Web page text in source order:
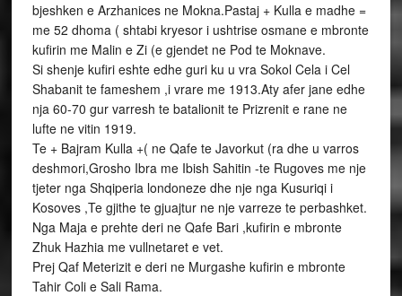
bjeshken e Arzhanices ne Mokna.Pastaj + Kulla e madhe =
me 52 dhoma ( shtabi kryesor i ushtrise osmane e mbronte
kufirin me Malin e Zi (e gjendet ne Pod te Moknave.
Si shenje kufiri eshte edhe guri ku u vra Sokol Cela i Cel
Shabanit te fameshem ,i vrare me 1913.Aty afer jane edhe
nja 60-70 gur varresh te batalionit te Prizrenit e rane ne
lufte ne vitin 1919.
Te + Bajram Kulla +( ne Qafe te Javorkut (ra dhe u varros
deshmori,Grosho Ibra me Ibish Sahitin -te Rugoves me nje
tjeter nga Shqiperia londoneze dhe nje nga Kusuriqi i
Kosoves ,Te gjithe te gjuajtur ne nje varreze te perbashket.
Nga Maja e prehte deri ne Qafe Bari ,kufirin e mbronte
Zhuk Hazhia me vullnetaret e vet.
Prej Qaf Meterizit e deri ne Murgashe kufirin e mbronte
Tahir Coli e Sali Rama.